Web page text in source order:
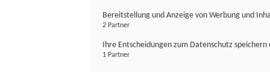
Bereitstellung und Anzeige von Werbung und
2 Partner
Ihre Entscheidungen zum Datenschutz
1 Partner